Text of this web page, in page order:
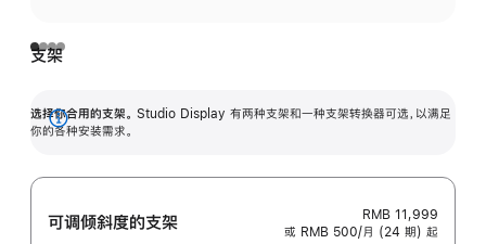
支架
选择你合用的支架。 Studio Display 有两种支架和一种支架转换器可选，以满足
你的各种安装需求。
展
可调倾斜度的支架
RMB 11,999
或 RMB 500/月 (24 期) 起